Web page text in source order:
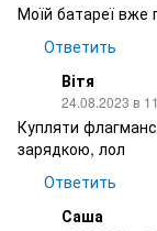
Моїй батареї вже
Ответить
Вітя
24.08.2023 в
Купляти
зарядкою, лол
Ответить
Саша